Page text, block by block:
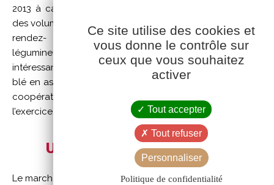
2013 à cause des conditions météorologiques
des volumes de blé a été valorisée en panification, la
rendez- vous. Des premiers tests d’association
légumineuse (pois) ont été menés sur le terrain. La
intéressante au niveau agronomique. Les résultats sont
blé en association obtient un rendement équivalent à
coopérative va poursuivre ses essais à plus grande
l’exercice 2014/2015.
Une forte demande d’origine
Le marché national exige de plus en plus de céréales
Ce site utilise des cookies et
vous donne le contrôle sur
ceux que vous souhaitez
activer
Tout accepter
Tout refuser
Personnaliser
Politique de confidentialité